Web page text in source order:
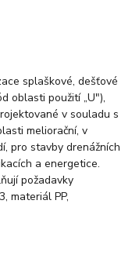
splaškové, dešťové
oblasti použití „U"),
v souladu s
meliorační, v
pro stavby drenážních
a energetice.
požadavky
materiál PP,